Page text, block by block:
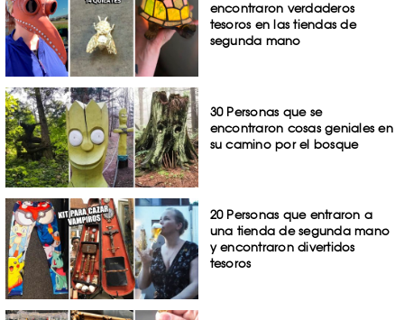
encontraron verdaderos
tesoros en las tiendas de
segunda mano
30 Personas que se
encontraron cosas geniales en
su camino por el bosque
20 Personas que entraron a
una tienda de segunda mano
y encontraron divertidos
tesoros